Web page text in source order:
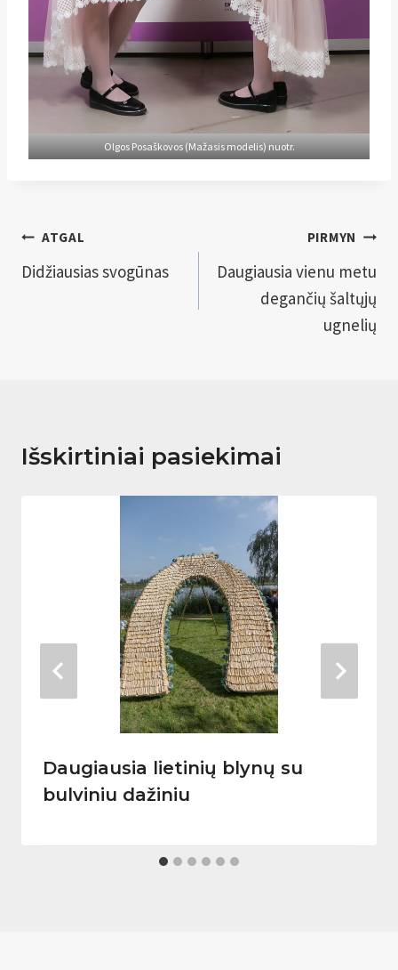
Olgos Posaškovos (Mažasis modelis) nuotr.
Navigacija
tarp
ATGAL
Didžiausias svogūnas
PIRMYN
Daugiausia vienu metu
degančių šaltųjų
ugnelių
Išskirtiniai pasiekimai
Daugiausia lietinių blynų su
bulviniu dažiniu